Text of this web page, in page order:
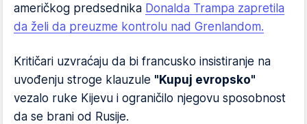
američkog predsednika Donalda Trampa zapretila
da želi da preuzme kontrolu nad Grenlandom.
Kritičari uzvraćaju da bi francusko insistiranje na
uvođenju stroge klauzule "Kupuj evropsko"
vezalo ruke Kijevu i ograničilo njegovu sposobnost
da se brani od Rusije.